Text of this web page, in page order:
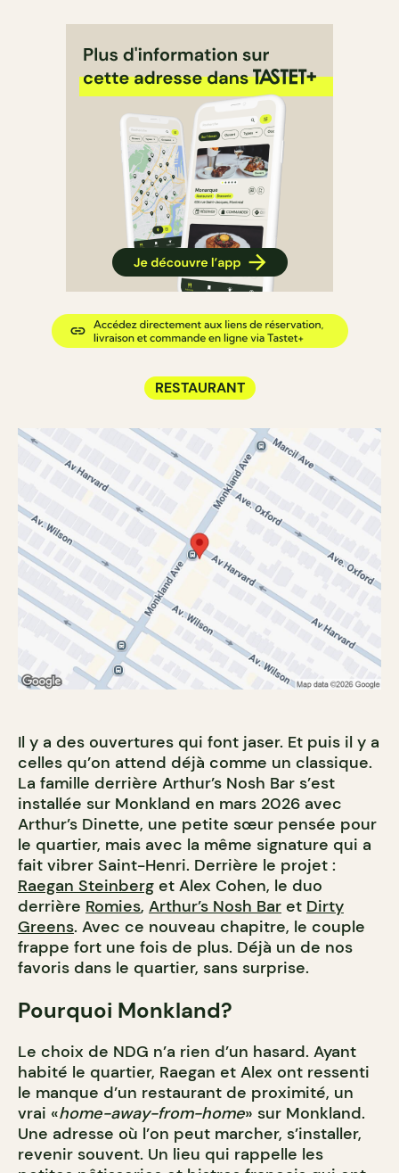
RESTAURANT
Il y a des ouvertures qui font jaser. Et puis il y a
celles qu’on attend déjà comme un classique.
La famille derrière Arthur’s Nosh Bar s’est
installée sur Monkland en mars 2026 avec
Arthur’s Dinette, une petite sœur pensée pour
le quartier, mais avec la même signature qui a
fait vibrer Saint-Henri. Derrière le projet :
Raegan Steinberg et Alex Cohen, le duo
derrière Romies, Arthur’s Nosh Bar et Dirty
Greens. Avec ce nouveau chapitre, le couple
frappe fort une fois de plus. Déjà un de nos
favoris dans le quartier, sans surprise.
Pourquoi Monkland?
Le choix de NDG n’a rien d’un hasard. Ayant
habité le quartier, Raegan et Alex ont ressenti
le manque d’un restaurant de proximité, un
vrai «home-away-from-home» sur Monkland.
Une adresse où l’on peut marcher, s’installer,
revenir souvent. Un lieu qui rappelle les